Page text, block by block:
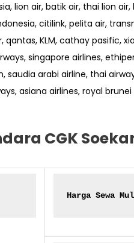
lion air, batik air, thai lion
citilink, pelita air,
qantas, KLM, cathay pasific,
singapore airlines,
saudia arabi airline, thai
asiana airlines, royal
CGK
Harga Sewa